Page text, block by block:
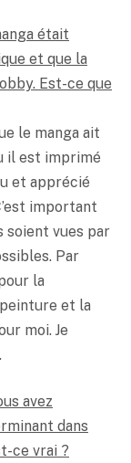
était
et que la
Est-ce que
le manga ait
il est imprimé
et apprécié
important
soient vues par
Par
la
et la
moi. Je
avez
dans
ce vrai ?